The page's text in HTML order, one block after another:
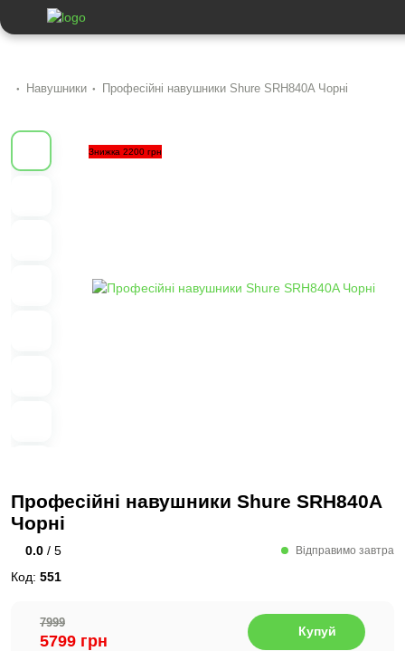
Навушники Професійні навушники Shure SRH840A Чорні
Знижка 2200 грн
Previous Next
Професійні навушники Shure SRH840A
Чорні
0.0 / 5 Відправимо завтра
Код: 551
7999
5799 грн
Купуй